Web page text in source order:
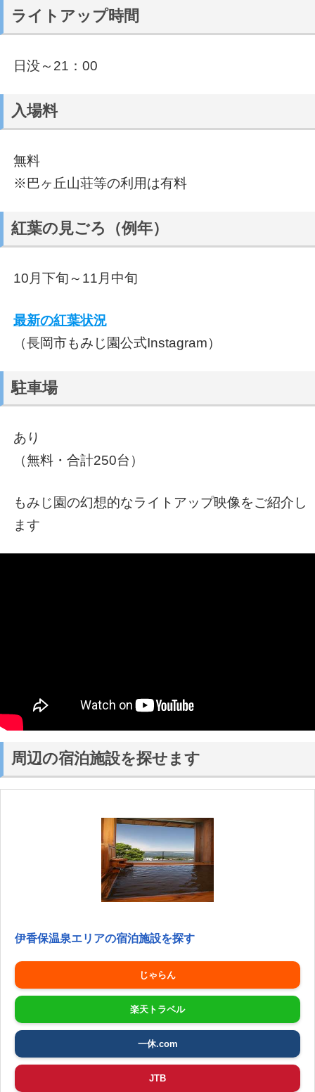
ライトアップ時間
日没～21：00
入場料
無料
※巴ヶ丘山荘等の利用は有料
紅葉の見ごろ（例年）
10月下旬～11月中旬
最新の紅葉状況
（長岡市もみじ園公式Instagram）
駐車場
あり
（無料・合計250台）
もみじ園の幻想的なライトアップ映像をご紹介し
ます
周辺の宿泊施設を探せます
伊香保温泉エリアの宿泊施設を探す
じゃらん
楽天トラベル
一休.com
JTB